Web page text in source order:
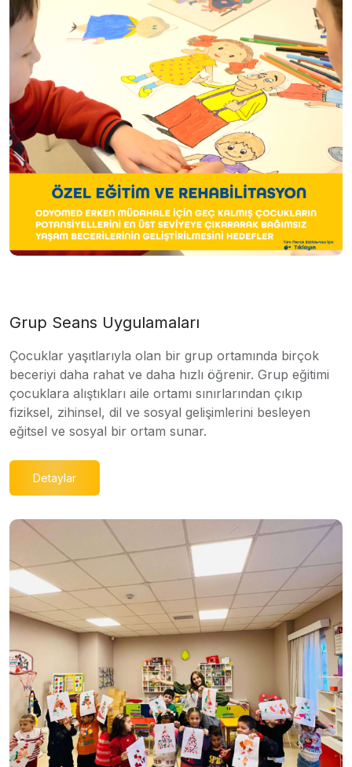
Grup Seans Uygulamaları
Çocuklar yaşıtlarıyla olan bir grup ortamında birçok
beceriyi daha rahat ve daha hızlı öğrenir. Grup eğitimi
çocuklara alıştıkları aile ortamı sınırlarından çıkıp
fiziksel, zihinsel, dil ve sosyal gelişimlerini besleyen
eğitsel ve sosyal bir ortam sunar.
Detaylar